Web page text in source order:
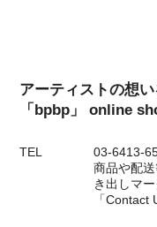
アーティストの想
「bpbp」 online
TEL
03-6413-
商品や配
き出しマ
「Contact